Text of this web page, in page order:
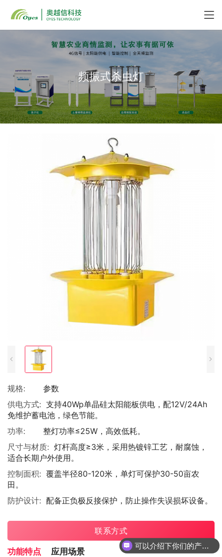
频振式杀虫灯
规格:
参数
供电方式: 支持40Wp单晶硅太阳能板供电，配12V/24Ah
免维护蓄电池，绿色节能。
功率:
整灯功率≤25W，高效低耗。
尺寸与材质: 灯杆高度≥3米，采用热镀锌工艺，耐腐蚀，
适合长期户外使用。
控制面积: 覆盖半径80-120米，单灯可保护30-50亩农
田。
防护设计: 配备正负极反接保护，防止操作失误损坏设备。
联系方式
功能特点 应用场景
可以介绍下你们的产品么